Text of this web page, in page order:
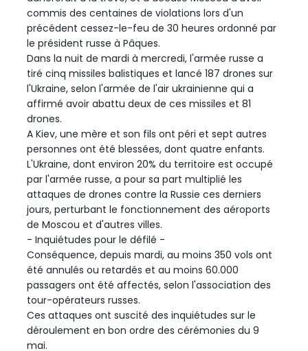
commis des centaines de violations lors d'un
précédent cessez-le-feu de 30 heures ordonné par
le président russe à Pâques.
Dans la nuit de mardi à mercredi, l'armée russe a
tiré cinq missiles balistiques et lancé 187 drones sur
l'Ukraine, selon l'armée de l'air ukrainienne qui a
affirmé avoir abattu deux de ces missiles et 81
drones.
A Kiev, une mère et son fils ont péri et sept autres
personnes ont été blessées, dont quatre enfants.
L'Ukraine, dont environ 20% du territoire est occupé
par l'armée russe, a pour sa part multiplié les
attaques de drones contre la Russie ces derniers
jours, perturbant le fonctionnement des aéroports
de Moscou et d'autres villes.
- Inquiétudes pour le défilé -
Conséquence, depuis mardi, au moins 350 vols ont
été annulés ou retardés et au moins 60.000
passagers ont été affectés, selon l'association des
tour-opérateurs russes.
Ces attaques ont suscité des inquiétudes sur le
déroulement en bon ordre des cérémonies du 9
mai.